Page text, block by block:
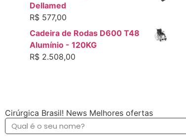
Dellamed
R$ 577,00
Cadeira de Rodas D600 T48
Alumínio - 120KG
R$ 2.508,00
Cirúrgica Brasil! News Melhores ofertas